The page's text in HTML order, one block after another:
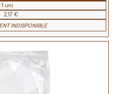
1 uni
2,17 €
INDISPONIBLE